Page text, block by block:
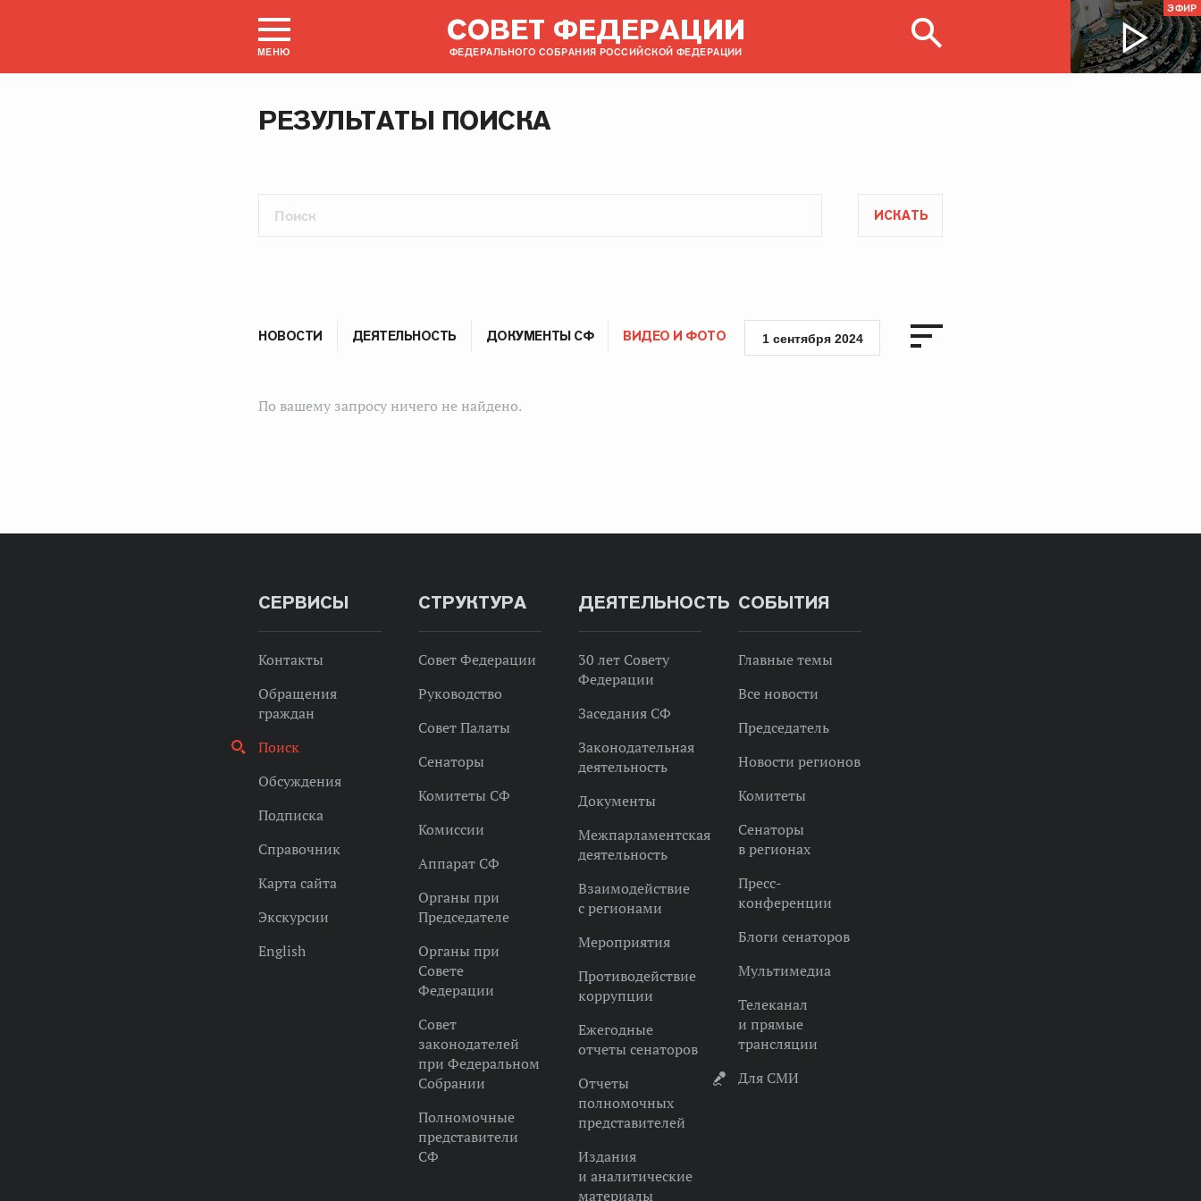
МЕНЮ
СОВЕТ ФЕДЕРАЦИИ
ФЕДЕРАЛЬНОГО СОБРАНИЯ РОССИЙСКОЙ ФЕДЕРАЦИИ
ЭФИР
РЕЗУЛЬТАТЫ ПОИСКА
ИСКАТЬ
НОВОСТИ ДЕЯТЕЛЬНОСТЬ ДОКУМЕНТЫ СФ ВИДЕО И ФОТО 1 сентября 2024
По вашему запросу ничего не найдено.
СЕРВИСЫ
Контакты
Обращения
граждан
Поиск
Обсуждения
Подписка
Справочник
Карта сайта
Экскурсии
English
СТРУКТУРА
Совет Федерации
Руководство
Совет Палаты
Сенаторы
Комитеты СФ
Комиссии
Аппарат СФ
Органы при
Председателе
Органы при
Совете
Федерации
Совет
законодателей
при Федеральном
Собрании
Полномочные
представители
СФ
ДЕЯТЕЛЬНОСТЬ
30 лет Совету
Федерации
Заседания СФ
Законодательная
деятельность
Документы
Межпарламентская
деятельность
Взаимодействие
с регионами
Мероприятия
Противодействие
коррупции
Ежегодные
отчеты сенаторов
Отчеты
полномочных
представителей
Издания
и аналитические
материалы
СОБЫТИЯ
Главные темы
Все новости
Председатель
Новости регионов
Комитеты
Сенаторы
в регионах
Пресс-
конференции
Блоги сенаторов
Мультимедиа
Телеканал
и прямые
трансляции
Для СМИ